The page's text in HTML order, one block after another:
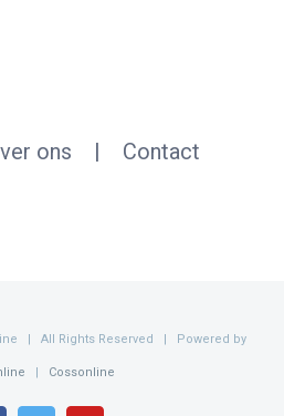
ons Contact
| All Rights Reserved | Powered by
| Cossonline